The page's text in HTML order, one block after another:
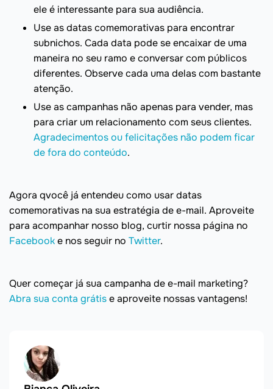
ele é interessante para sua audiência.
Use as datas comemorativas para encontrar
subnichos. Cada data pode se encaixar de uma
maneira no seu ramo e conversar com públicos
diferentes. Observe cada uma delas com bastante
atenção.
Use as campanhas não apenas para vender, mas
para criar um relacionamento com seus clientes.
Agradecimentos ou felicitações não podem ficar
de fora do conteúdo.
Agora qvocê já entendeu como usar datas
comemorativas na sua estratégia de e-mail. Aproveite
para acompanhar nosso blog, curtir nossa página no
Facebooke nos seguir no Twitter.
Quer começar já sua campanha de e-mail marketing?
Abra sua conta grátise aproveite nossas vantagens!